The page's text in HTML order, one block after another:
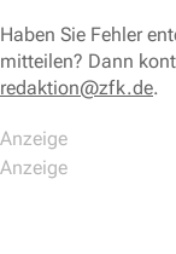
Haben Sie Fehler
mitteilen? Dann
redaktion@zfk.de.